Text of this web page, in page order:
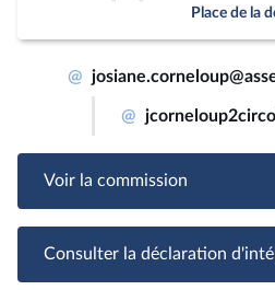
Place de la
@
@
Voir la commission
Consulter la déclaration